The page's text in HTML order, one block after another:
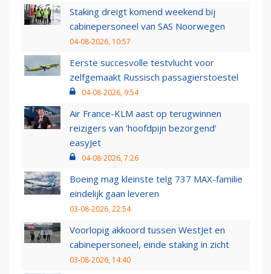
Staking dreigt komend weekend bij
cabinepersoneel van SAS Noorwegen
04-08-2026, 10:57
Eerste succesvolle testvlucht voor
zelfgemaakt Russisch passagierstoestel
04-08-2026, 9:54
Air France-KLM aast op terugwinnen
reizigers van ‘hoofdpijn bezorgend’
easyJet
04-08-2026, 7:26
Boeing mag kleinste telg 737 MAX-familie
eindelijk gaan leveren
03-08-2026, 22:54
Voorlopig akkoord tussen WestJet en
cabinepersoneel, einde staking in zicht
03-08-2026, 14:40